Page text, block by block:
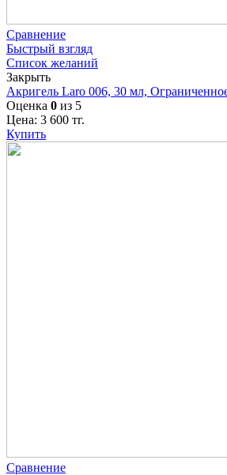
Сравнение
Быстрый взгляд
Список желаний
Закрыть
Акригель Laro 006, 30 мл,
Оценка 0 из 5
Цена: 3 600 тг.
Купить
Сравнение